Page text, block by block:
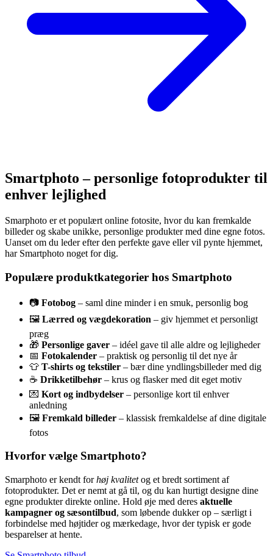
Smartphoto – personlige fotoprodukter til
enhver lejlighed
Smarphoto er et populært online fotosite, hvor du kan fremkalde
billeder og skabe unikke, personlige produkter med dine egne fotos.
Uanset om du leder efter den perfekte gave eller vil pynte hjemmet,
har Smartphoto noget for dig.
Populære produktkategorier hos Smartphoto
📷 Fotobog – saml dine minder i en smuk, personlig bog
🖼️ Lærred og vægdekoration – giv hjemmet et personligt
præg
🎁 Personlige gaver – idéel gave til alle aldre og lejligheder
📅 Fotokalender – praktisk og personlig til det nye år
👕 T-shirts og tekstiler – bær dine yndlingsbilleder med dig
☕ Drikketilbehør – krus og flasker med dit eget motiv
💌 Kort og indbydelser – personlige kort til enhver
anledning
🖼️ Fremkald billeder – klassisk fremkaldelse af dine digitale
fotos
Hvorfor vælge Smartphoto?
Smarphoto er kendt forhøj kvalitetog et bredt sortiment af
fotoprodukter. Det er nemt at gå til, og du kan hurtigt designe dine
egne produkter direkte online. Hold øje med deres aktuelle
kampagner og sæsontilbud, som løbende dukker op – særligt i
forbindelse med højtider og mærkedage, hvor der typisk er gode
besparelser at hente.